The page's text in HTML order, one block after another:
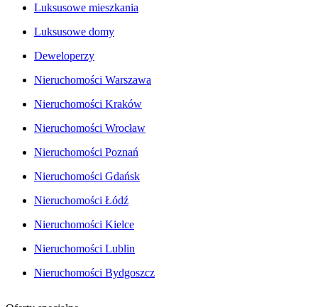
Luksusowe mieszkania
Luksusowe domy
Deweloperzy
Nieruchomości Warszawa
Nieruchomości Kraków
Nieruchomości Wrocław
Nieruchomości Poznań
Nieruchomości Gdańsk
Nieruchomości Łódź
Nieruchomości Kielce
Nieruchomości Lublin
Nieruchomości Bydgoszcz